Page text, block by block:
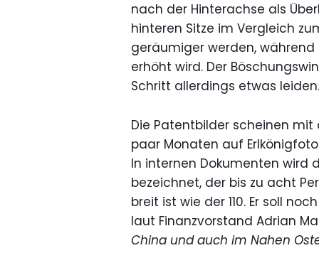
nach der Hinterachse als
hinteren Sitze im Vergleich
geräumiger werden,
erhöht wird. Der
Schritt allerdings etwas leiden.
Die Patentbilder scheinen
paar Monaten auf
In internen Dokumenten wird
bezeichnet, der bis zu acht
breit ist wie der 110. Er soll
laut Finanzvorstand Adrian
China und auch im Nahen